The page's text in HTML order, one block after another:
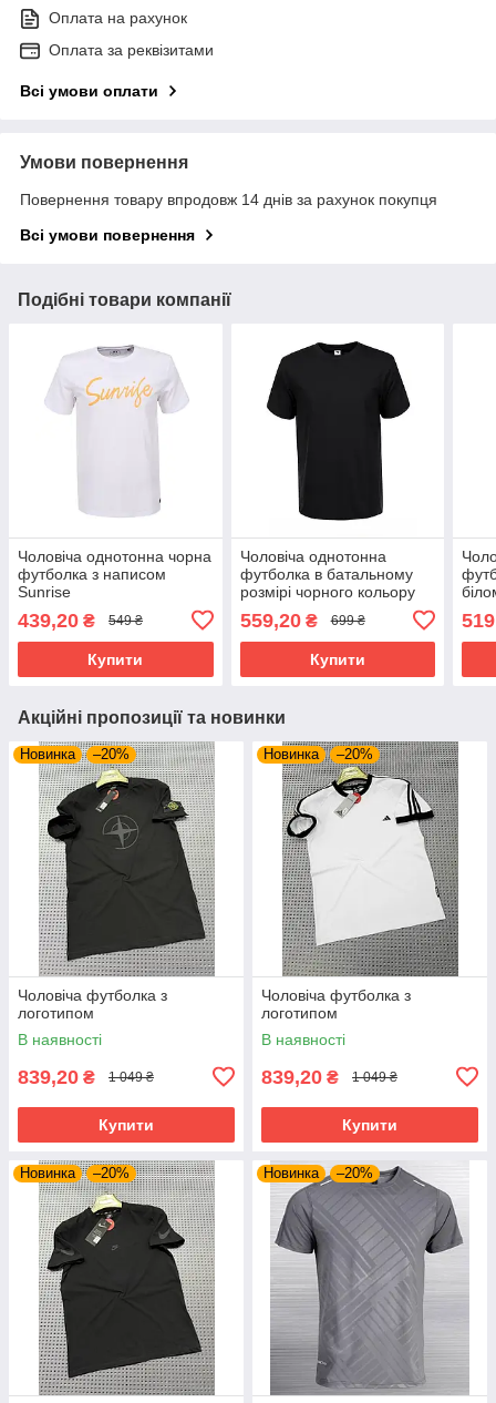
Оплата на рахунок
Оплата за реквізитами
Всі умови оплати
Умови повернення
Повернення товару впродовж 14 днів за рахунок покупця
Всі умови повернення
Подібні товари компанії
Чоловіча однотонна чорна
футболка з написом
Sunrise
439,20 ₴ 549 ₴
Купити
Чоловіча однотонна
футболка в батальному
розмірі чорного кольору
559,20₴ 699 ₴
Купити
Акційні пропозиції та новинки
Новинка –20%
Чоловіча футболка з
логотипом
В наявності
839,20 ₴ 1 049 ₴
Купити
Новинка –20%
Чоловіча футболка з
логотипом
В наявності
839,20 ₴ 1 049 ₴
Купити
Новинка –20% Новинка –20%